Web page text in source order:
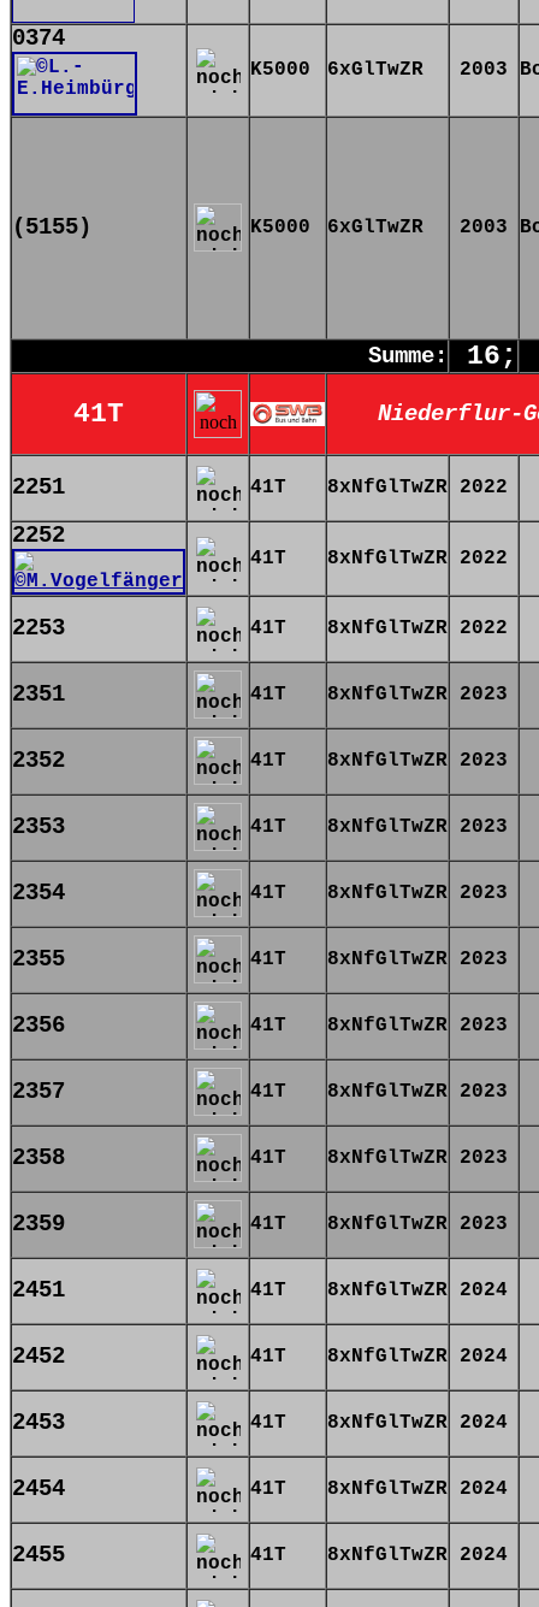
0374
K5000 6xGlTwZR 2003
(5155) K5000 6xGlTwZR 2003
Summe:
16;
41T
Niederflur-
2251 41T 8xNfGlTwZR 2022
2252
41T 8xNfGlTwZR 2022
2253 41T 8xNfGlTwZR 2022
2351 41T 8xNfGlTwZR 2023
2352 41T 8xNfGlTwZR 2023
2353 41T 8xNfGlTwZR 2023
2354 41T 8xNfGlTwZR 2023
2355 41T 8xNfGlTwZR 2023
2356 41T 8xNfGlTwZR 2023
2357 41T 8xNfGlTwZR 2023
2358 41T 8xNfGlTwZR 2023
2359 41T 8xNfGlTwZR 2023
2451 41T 8xNfGlTwZR 2024
2452 41T 8xNfGlTwZR 2024
2453 41T 8xNfGlTwZR 2024
2454 41T 8xNfGlTwZR 2024
2455 41T 8xNfGlTwZR 2024